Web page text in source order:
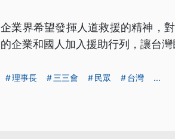
企業界希望發揮人道救援的精神，
的企業和國人加入援助行列，讓台灣
理事長 三三會 民眾 台灣 ...